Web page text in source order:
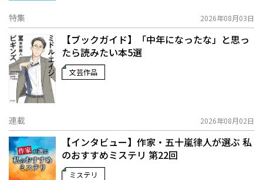
特集 2026年08月03日
【ブックガイド】「中年になったな」と思っ
たら読みたい本5選
文芸作品
連載 2026年08月02日
【インタビュー】作家・五十嵐律人が選ぶ 私
のおすすめミステリ 第22回
ミステリ